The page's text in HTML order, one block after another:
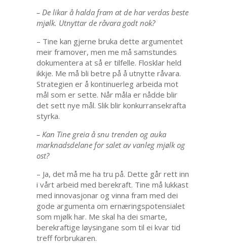
– De likar å halda fram at de har verdas beste
mjølk. Utnyttar de råvara godt nok?
– Tine kan gjerne bruka dette argumentet
meir framover, men me må samstundes
dokumentera at så er tilfelle. Flosklar held
ikkje. Me må bli betre på å utnytte råvara.
Strategien er å kontinuerleg arbeida mot
mål som er sette. Når måla er nådde blir
det sett nye mål. Slik blir konkurransekrafta
styrka.
– Kan Tine greia å snu trenden og auka
marknadsdelane for salet av vanleg mjølk og
ost?
– Ja, det må me ha tru på. Dette går rett inn
i vårt arbeid med berekraft. Tine må lukkast
med innovasjonar og vinna fram med dei
gode argumenta om ernæringspotensialet
som mjølk har. Me skal ha dei smarte,
berekraftige løysingane som til ei kvar tid
treff forbrukaren.